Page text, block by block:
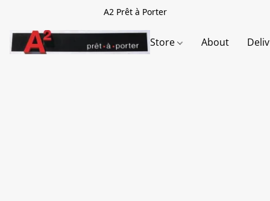
A2 Prêt à Porter
Store About